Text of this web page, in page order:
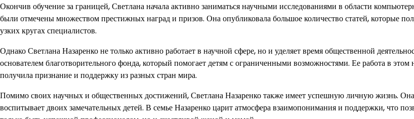
Окончив обучение за границей, Светлана начала активно заниматься научными исследованиями в области
были отмечены множеством престижных наград и призов. Она опубликовала большое количество статей, которые
узких кругах специалистов.
Однако Светлана Назаренко не только активно работает в научной сфере, но и уделяет время общественной
основателем благотворительного фонда, который помогает детям с ограниченными возможностями. Ее работа в этом
получила признание и поддержку из разных стран мира.
Помимо своих научных и общественных достижений, Светлана Назаренко также имеет успешную личную жизнь.
воспитывает двоих замечательных детей. В семье Назаренко царит атмосфера взаимопонимания и поддержки, что